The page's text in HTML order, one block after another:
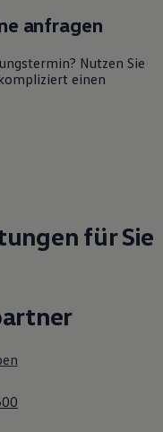
anfragen
Nutzen Sie
einen
für Sie